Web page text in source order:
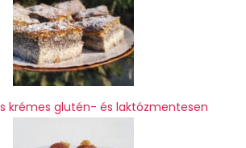
krémes glutén- és laktózmentesen